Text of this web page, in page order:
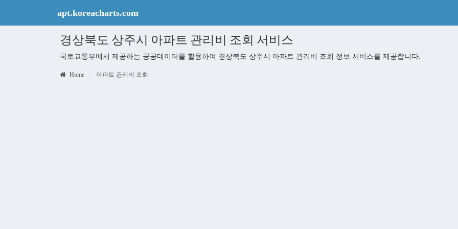
apt.koreacharts.com
경상북도 상주시 아파트 관리비 조회 서비스
국토교통부에서 제공하는 공공데이터를 활용하여 경상북도 상주시 아파트 관리비 조회 정보 서비스를 제공합니다.
Home 아파트 관리비 조회